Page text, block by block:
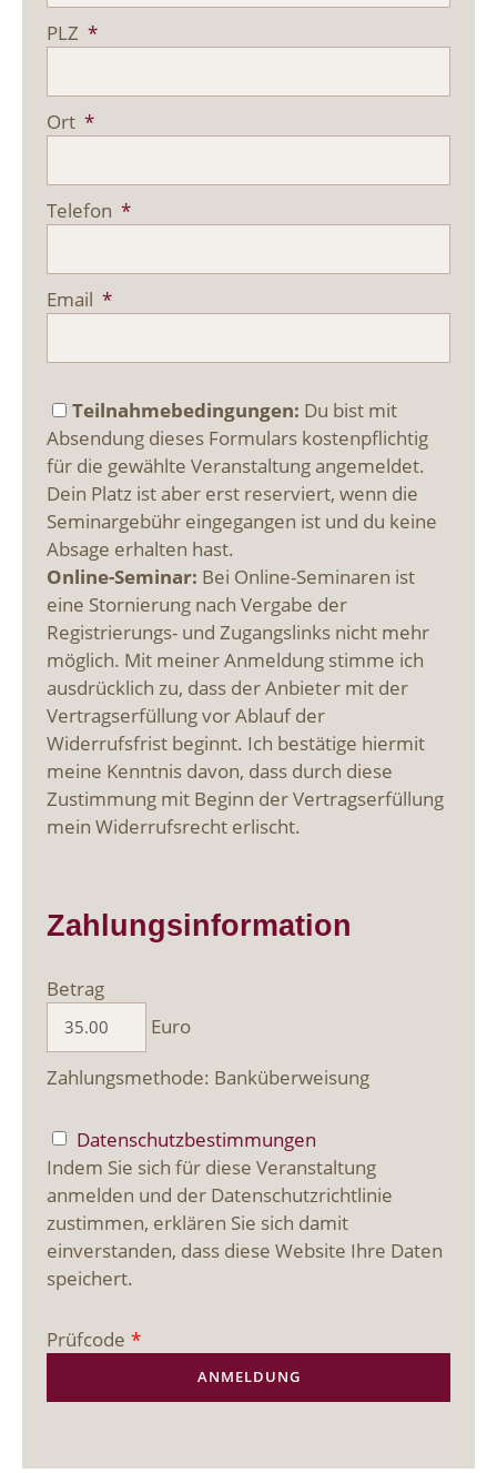
PLZ *
Ort *
Telefon *
Email *
Teilnahmebedingungen: Du bist mit
Absendung dieses Formulars kostenpflichtig
für die gewählte Veranstaltung angemeldet.
Dein Platz ist aber erst reserviert, wenn die
Seminargebühr eingegangen ist und du keine
Absage erhalten hast.
Online-Seminar: Bei Online-Seminaren ist
eine Stornierung nach Vergabe der
Registrierungs- und Zugangslinks nicht mehr
möglich. Mit meiner Anmeldung stimme ich
ausdrücklich zu, dass der Anbieter mit der
Vertragserfüllung vor Ablauf der
Widerrufsfrist beginnt. Ich bestätige hiermit
meine Kenntnis davon, dass durch diese
Zustimmung mit Beginn der Vertragserfüllung
mein Widerrufsrecht erlischt.
Zahlungsinformation
Betrag
Euro
Zahlungsmethode: Banküberweisung
Datenschutzbestimmungen
Indem Sie sich für diese Veranstaltung
anmelden und der Datenschutzrichtlinie
zustimmen, erklären Sie sich damit
einverstanden, dass diese Website Ihre Daten
speichert.
Prüfcode *